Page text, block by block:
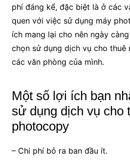
phí đáng kể, đặc biệt là ở các
quen với việc sử dụng máy
ích mang lại cho nên ngày
chọn sử dụng dịch vụ cho
các văn phòng của mình.
Một số lợi ích bạn
sử dụng dịch vụ cho
photocopy
– Chi phí bỏ ra ban đầu ít.